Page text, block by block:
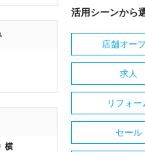
横
活用シーンから
店舗オー
求人
リフォー
セール